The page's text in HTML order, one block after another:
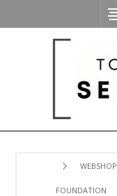
WEBSHOP
FOUNDATION